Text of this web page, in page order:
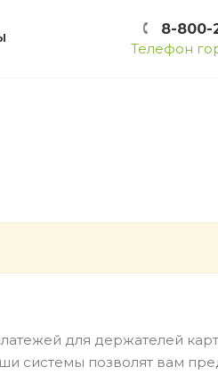
8-800-
Телефон
для держателей
системы позволят вам